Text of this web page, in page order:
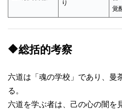
り
覚
🔶総括的考察
六道は「魂の学校」であり、曼
る。
六道を学ぶ者は、己の心の闇を